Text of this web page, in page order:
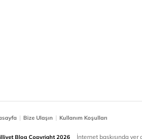
| Bize Ulaşın | Kullanım Koşulları
Blog Copyright 2026 İnternet baskısında